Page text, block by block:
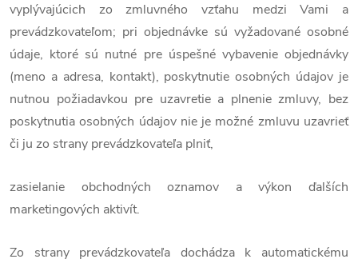
vyplývajúcich zo zmluvného vzťahu medzi Vami a
prevádzkovateľom; pri objednávke sú vyžadované osobné
údaje, ktoré sú nutné pre úspešné vybavenie objednávky
(meno a adresa, kontakt), poskytnutie osobných údajov je
nutnou požiadavkou pre uzavretie a plnenie zmluvy, bez
poskytnutia osobných údajov nie je možné zmluvu uzavrieť
či ju zo strany prevádzkovateľa plniť,
zasielanie obchodných oznamov a výkon ďalších
marketingových aktivít.
Zo strany prevádzkovateľa dochádza k automatickému